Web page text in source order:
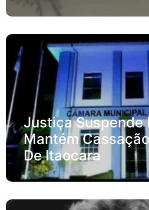
Justiça Suspende
Mantém
De Itaocara